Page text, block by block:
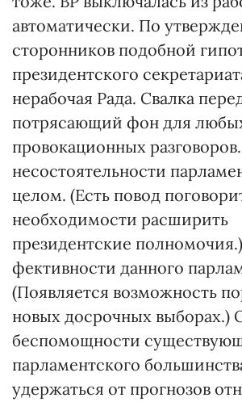
автоматически. По
сторонников подобной
президентского
нерабочая Рада. Свалка
потрясающий фон для
провокационных
несостоятельности
целом. (Есть повод
необходимости расширить
президентские
фективности данного
(Появляется возможность
новых досрочных выборах.)
беспомощности
парламентского
удержаться от прогнозов